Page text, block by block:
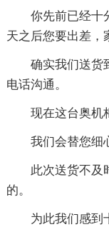
你先前已经十
天之后您要出差，
确实我们送货
电话沟通。
现在这台奥机
我们会替您细
此次送货不及
的。
为此我们感到